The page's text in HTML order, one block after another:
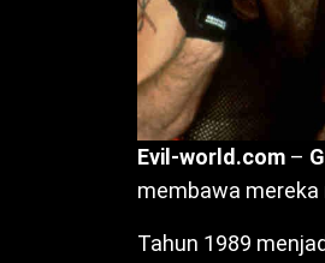
Evil-world.com –
membawa
Tahun 1989